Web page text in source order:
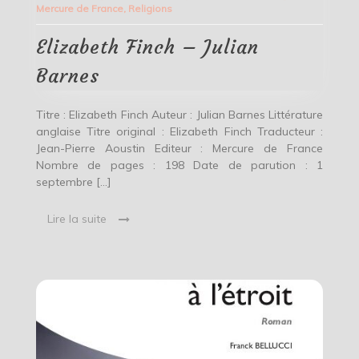
Mercure de France, Religions
Elizabeth Finch – Julian
Barnes
Titre : Elizabeth Finch Auteur : Julian Barnes Littérature
anglaise Titre original : Elizabeth Finch Traducteur :
Jean-Pierre Aoustin Editeur : Mercure de France
Nombre de pages : 198 Date de parution : 1
septembre […]
Lire la suite